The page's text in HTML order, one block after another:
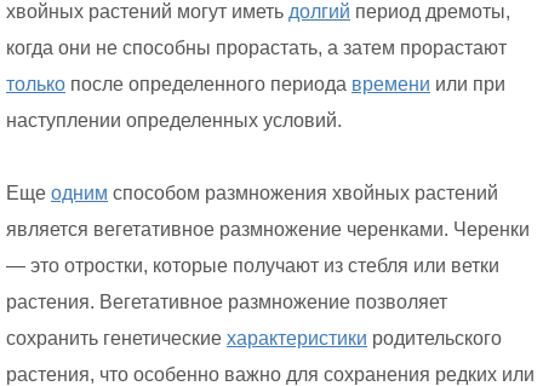
хвойных растений могут иметь долгий период дремоты,
когда они не способны прорастать, а затем прорастают
только после определенного периода времени или при
наступлении определенных условий.
Еще одним способом размножения хвойных растений
является вегетативное размножение черенками. Черенки
— это отростки, которые получают из стебля или ветки
растения. Вегетативное размножение позволяет
сохранить генетические характеристики родительского
растения, что особенно важно для сохранения редких или